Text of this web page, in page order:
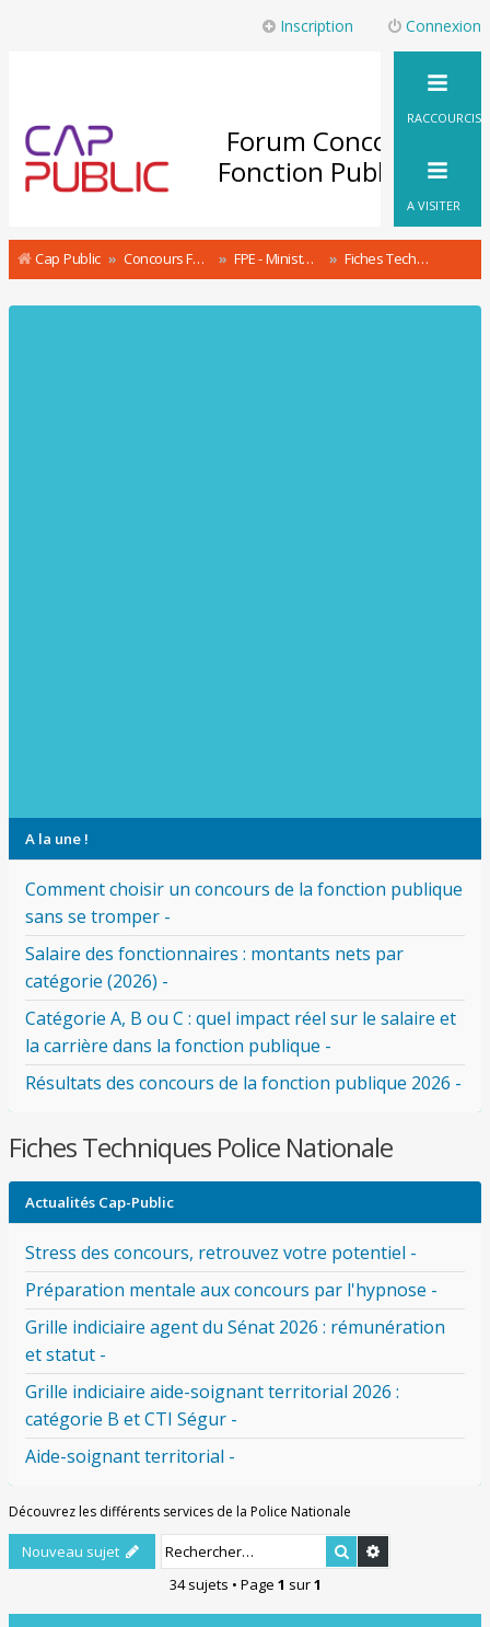
Connexion
Inscription
Forum Concours
Fonction Publique
RACCOURCIS
A VISITER
Cap Public Concours Fonction Publique : le Forum FPE - Ministère de l'Intérieur Concours & recrutement Fiches Techniques Police Nationale
A la une !
Comment choisir un concours de la fonction publique
sans se tromper -
Salaire des fonctionnaires : montants nets par
catégorie (2026) -
Catégorie A, B ou C : quel impact réel sur le salaire et
la carrière dans la fonction publique -
Résultats des concours de la fonction publique 2026 -
Fiches Techniques Police Nationale
Actualités Cap-Public
Stress des concours, retrouvez votre potentiel -
Préparation mentale aux concours par l'hypnose -
Grille indiciaire agent du Sénat 2026 : rémunération
et statut -
Grille indiciaire aide-soignant territorial 2026 :
catégorie B et CTI Ségur -
Aide-soignant territorial -
Découvrez les différents services de la Police Nationale
Nouveau sujet Rechercher
34 sujets • Page 1 sur1